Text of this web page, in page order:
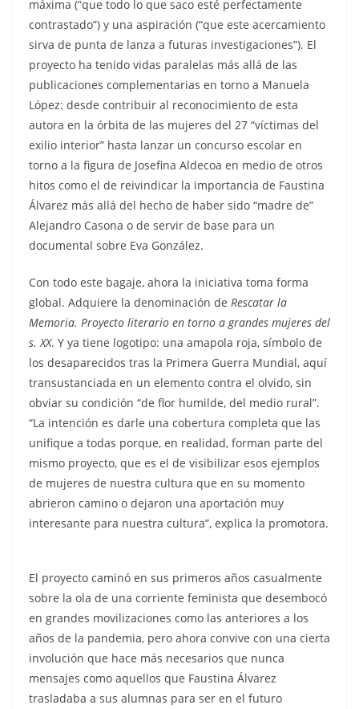
máxima (“que todo lo que saco esté perfectamente
contrastado”) y una aspiración (“que este acercamiento
sirva de punta de lanza a futuras investigaciones”). El
proyecto ha tenido vidas paralelas más allá de las
publicaciones complementarias en torno a Manuela
López: desde contribuir al reconocimiento de esta
autora en la órbita de las mujeres del 27 “víctimas del
exilio interior” hasta lanzar un concurso escolar en
torno a la figura de Josefina Aldecoa en medio de otros
hitos como el de reivindicar la importancia de Faustina
Álvarez más allá del hecho de haber sido “madre de”
Alejandro Casona o de servir de base para un
documental sobre Eva González.
Con todo este bagaje, ahora la iniciativa toma forma
global. Adquiere la denominación de Rescatar la
Memoria. Proyecto literario en torno a grandes mujeres del
s. XX. Y ya tiene logotipo: una amapola roja, símbolo de
los desaparecidos tras la Primera Guerra Mundial, aquí
transustanciada en un elemento contra el olvido, sin
obviar su condición “de flor humilde, del medio rural”.
“La intención es darle una cobertura completa que las
unifique a todas porque, en realidad, forman parte del
mismo proyecto, que es el de visibilizar esos ejemplos
de mujeres de nuestra cultura que en su momento
abrieron camino o dejaron una aportación muy
interesante para nuestra cultura”, explica la promotora.
El proyecto caminó en sus primeros años casualmente
sobre la ola de una corriente feminista que desembocó
en grandes movilizaciones como las anteriores a los
años de la pandemia, pero ahora convive con una cierta
involución que hace más necesarios que nunca
mensajes como aquellos que Faustina Álvarez
trasladaba a sus alumnas para ser en el futuro